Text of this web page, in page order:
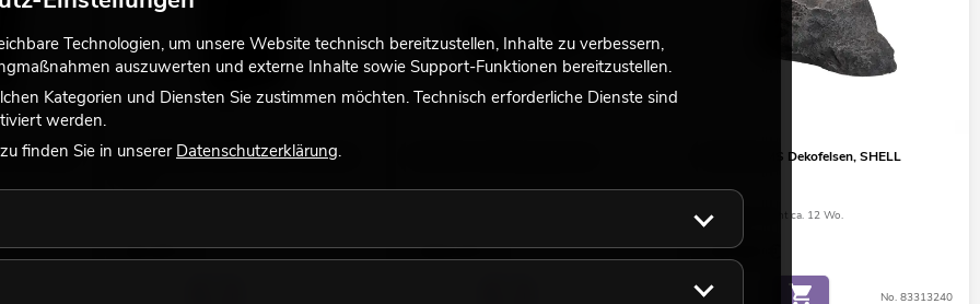
THA-120F
OMNITRONIC Cover für XNG-215/XNG-
46,90€ 169,00€
EUROPALMS Dekofelsen, SHELL
Bestand reicht ca. 12 Wo.
49,90
No. 83313240
Technologien, um unsere Website technisch bereitzustellen, Inhalte zu verbessern,
auszuwerten und externe Inhalte sowie Support-Funktionen bereitzustellen.
Kategorien und Diensten Sie zustimmen möchten. Technisch erforderliche Dienste sind
werden.
finden Sie in unserer Datenschutzerklärung.